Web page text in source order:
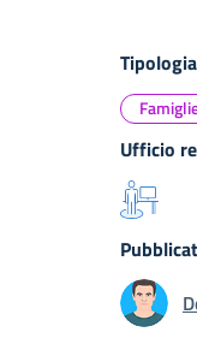
Ufficio